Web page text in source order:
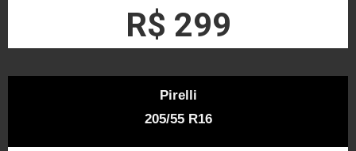
R$ 299
Pirelli
205/55 R16